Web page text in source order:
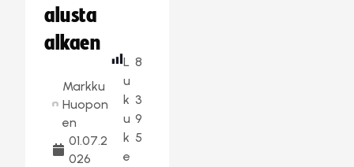
alusta
alkaen
Markku
Huopon
en
01.07.2
026
L
u
k
u
k
e
8
3
9
5